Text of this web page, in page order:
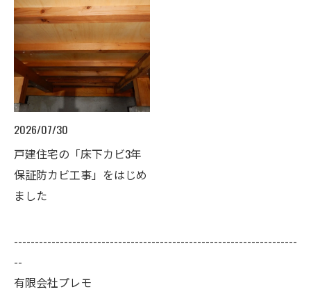
2026/07/30
戸建住宅の「床下カビ3年
保証防カビ工事」をはじめ
ました
--------------------------------------------------------------------
--
有限会社プレモ